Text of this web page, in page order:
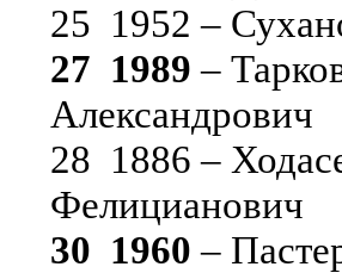
25 1952 –
27 1989 –
Александрович
28 1886 –
Фелицианович
30 1960 –